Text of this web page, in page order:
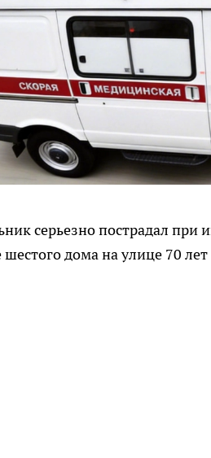
серьезно пострадал
дома на улице 70